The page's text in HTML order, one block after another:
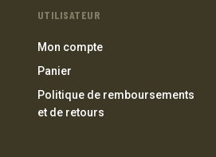
UTILISATEUR
Mon compte
Panier
Politique de remboursements
et de retours